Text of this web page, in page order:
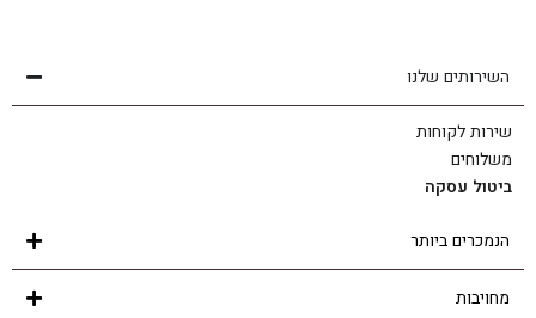
השירותים שלנו
שירות לקוחות
משלוחים
ביטול עסקה
הנמכרים ביותר
מחויבות